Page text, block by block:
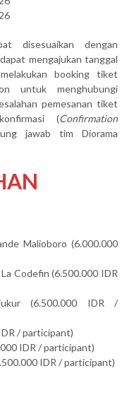
disesuaikan dengan
mengajukan tanggal
booking tiket
untuk menghubungi
pemesanan tiket
(Confirmation
jawab tim Diorama
Malioboro (6.000.000
Codefin (6.500.000 IDR
(6.500.000 IDR /
/ participant)
IDR / participant)
IDR / participant)